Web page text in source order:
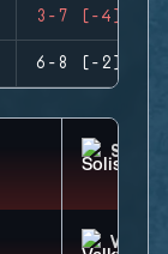
3-7 (-4)
6-8 (-2)
SOLIS